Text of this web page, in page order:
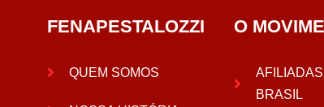
FENAPESTALOZZI
QUEM SOMOS
O
BRASIL